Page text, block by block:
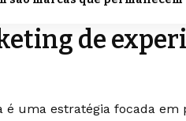
de
é uma estratégia focada em